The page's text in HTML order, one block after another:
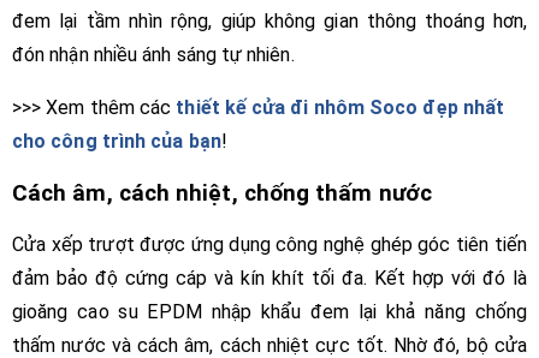
đem lại tầm nhìn rộng, giúp không gian thông thoáng hơn,
đón nhận nhiều ánh sáng tự nhiên.
>>> Xem thêm các thiết kế cửa đi nhôm Soco đẹp nhất
cho công trình của bạn!
Cách âm, cách nhiệt, chống thấm nước
Cửa xếp trượt được ứng dụng công nghệ ghép góc tiên tiến
đảm bảo độ cứng cáp và kín khít tối đa. Kết hợp với đó là
gioăng cao su EPDM nhập khẩu đem lại khả năng chống
thấm nước và cách âm, cách nhiệt cực tốt. Nhờ đó, bộ cửa